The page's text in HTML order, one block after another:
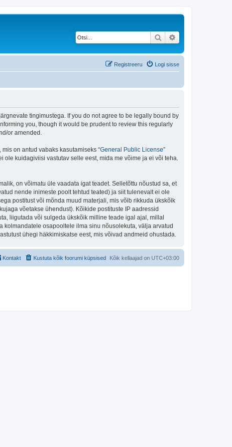
Otsi
Logi sisse
Registreeru
tingimustega. If you do not agree to be legally bound by
you, though it would be prudent to review this regularly
or amended.
mis on antud vabaks kasutamiseks “General Public License”
ole kuidagiviisi vastutav selle eest, mida me võime ja ei või teha.
on võimatu üle vaadata igat teadet. Selletõttu nõustud sa, et
nende inimeste poolt tehtud teated) ja siit tulenevalt ei ole
postitust või mõnda muud materjali, mis võib rikkuda ükskõik
võetakse ühendust). Kõikide postituste IP aadressid
liigutada või sulgeda ükskõik milline teade igal ajal, millal
osapooltele ilma sinu nõusolekuta, välja arvatud
ühegi häkkimiskatse eest, mis võivad andmeid ohustada.
Kõik kellaajad on UTC+03:00
Kustuta kõik foorumi küpsised
Kontakt